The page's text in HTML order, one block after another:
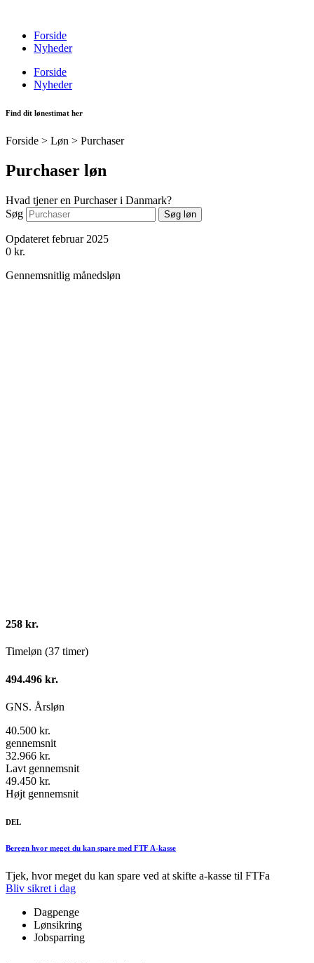
indholdForside
Nyheder
Forside
Nyheder
Find dit lønestimat her
Forside > Løn > Purchaser
Purchaser løn
Hvad tjener en Purchaser i Danmark?
Søg
Søg løn
Opdateret februar 2025
0 kr.
Gennemsnitlig månedsløn
258 kr.
Timeløn (37 timer)
494.496 kr.
GNS. Årsløn
40.500 kr.
gennemsnit
32.966 kr.
Lavt gennemsnit
49.450 kr.
Højt gennemsnit
DEL
Beregn hvor meget du kan spare med FTF A-kasse
Tjek, hvor meget du kan spare ved at skifte a-kasse til FTFa
Bliv sikret i dag
Dagpenge
Lønsikring
Jobsparring